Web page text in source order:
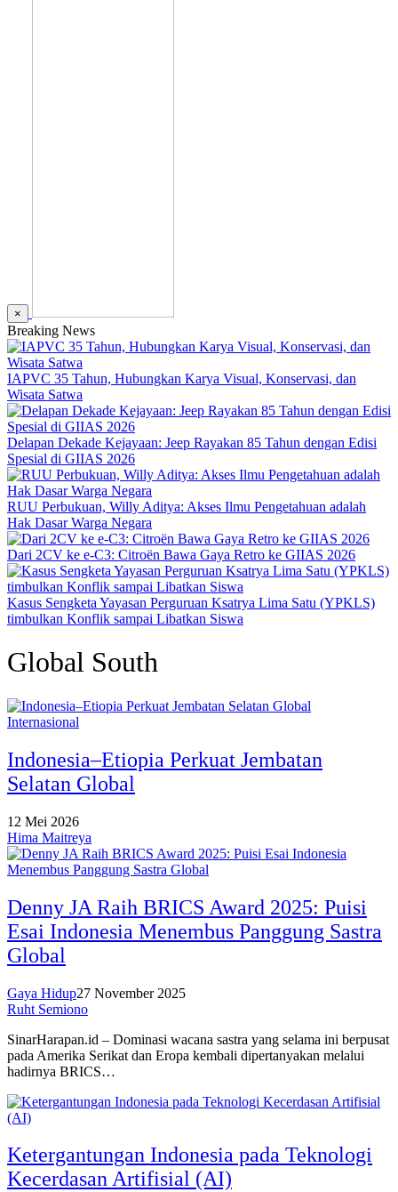
×
Breaking News
IAPVC 35 Tahun, Hubungkan Karya Visual, Konservasi, dan
Wisata Satwa
Delapan Dekade Kejayaan: Jeep Rayakan 85 Tahun dengan Edisi
Spesial di GIIAS 2026
RUU Perbukuan, Willy Aditya: Akses Ilmu Pengetahuan adalah
Hak Dasar Warga Negara
Dari 2CV ke e-C3: Citroën Bawa Gaya Retro ke GIIAS 2026
Kasus Sengketa Yayasan Perguruan Ksatrya Lima Satu (YPKLS)
timbulkan Konflik sampai Libatkan Siswa
Global South
Internasional
Indonesia–Etiopia Perkuat Jembatan
Selatan Global
12 Mei 2026
Hima Maitreya
Denny JA Raih BRICS Award 2025: Puisi
Esai Indonesia Menembus Panggung Sastra
Global
Gaya Hidup27 November 2025
Ruht Semiono
SinarHarapan.id – Dominasi wacana sastra yang selama ini berpusat
pada Amerika Serikat dan Eropa kembali dipertanyakan melalui
hadirnya BRICS…
Ketergantungan Indonesia pada Teknologi
Kecerdasan Artifisial (AI)